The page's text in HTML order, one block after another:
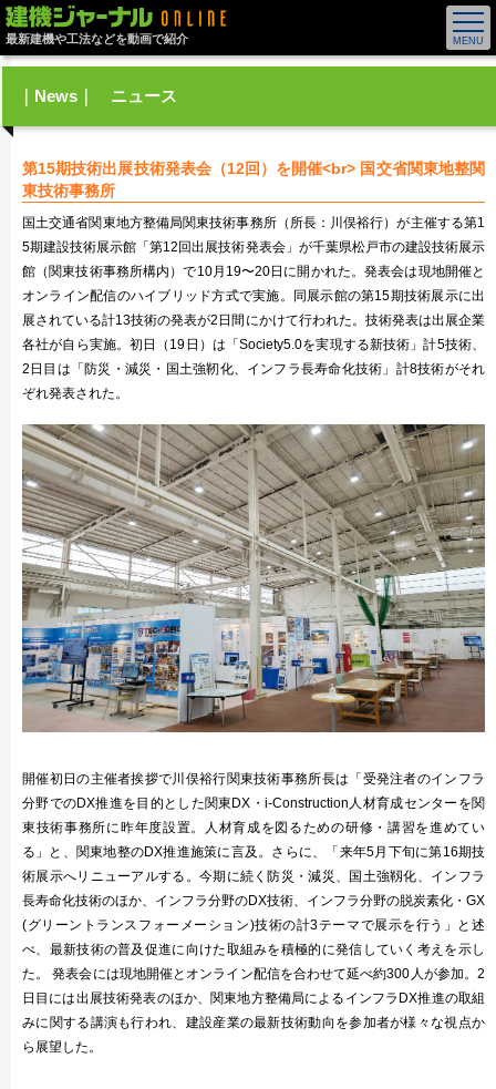
最新建機や工法などを動画で紹介
｜News｜ ニュース
第15期技術出展技術発表会（12回）を開催<br> 国交省関東地整関
東技術事務所
国土交通省関東地方整備局関東技術事務所（所長：川俣裕行）が主催する第1
5期建設技術展示館「第12回出展技術発表会」が千葉県松戸市の建設技術展示
館（関東技術事務所構内）で10月19〜20日に開かれた。発表会は現地開催と
オンライン配信のハイブリッド方式で実施。同展示館の第15期技術展示に出
展されている計13技術の発表が2日間にかけて行われた。技術発表は出展企業
各社が自ら実施。初日（19日）は「Society5.0を実現する新技術」計5技術、
2日目は「防災・減災・国土強靭化、インフラ長寿命化技術」計8技術がそれ
ぞれ発表された。
開催初日の主催者挨拶で川俣裕行関東技術事務所長は「受発注者のインフラ
分野でのDX推進を目的とした関東DX・i-Construction人材育成センターを関
東技術事務所に昨年度設置。人材育成を図るための研修・講習を進めてい
る」と、関東地整のDX推進施策に言及。さらに、「来年5月下旬に第16期技
術展示へリニューアルする。今期に続く防災・減災、国土強靱化、インフラ
長寿命化技術のほか、インフラ分野のDX技術、インフラ分野の脱炭素化・GX
(グリーントランスフォーメーション)技術の計3テーマで展示を行う」と述
べ、最新技術の普及促進に向けた取組みを積極的に発信していく考えを示し
た。 発表会には現地開催とオンライン配信を合わせて延べ約300人が参加。2
日目には出展技術発表のほか、関東地方整備局によるインフラDX推進の取組
みに関する講演も行われ、建設産業の最新技術動向を参加者が様々な視点か
ら展望した。